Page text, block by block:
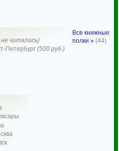
не читалась)
Петербург (500 руб.)
Все книжные
полки » (44)